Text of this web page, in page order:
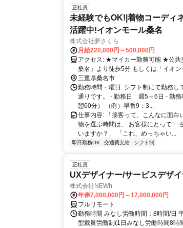
正社員
未経験でもOK!|着物コーディ
活躍中!イオンモール桑名
株式会社夢さくら
月給220,000円～500,000円
アクセス: ★マイカー勤務可能 ★公共交通機関の場合 三重交通バス「イオンモール
桑名」より徒歩5分 もし
三重県桑名市
勤務時間・曜日: シフト制にて勤務
通りです。 - 勤務日 週5～6日 - 勤
憩60分） （例）早番9：3...
仕事内容: 「接客って、こんなに面
物を選ぶ時間は、 お客様にとって“
いますか？」 「これ、めっちゃい...
即日勤務OK 交通費支給 シフト制
正社員
UXデザイナー/サービスデザ
株式会社NEWh
年俸7,000,000円～17,000,000円
フルリモート
勤務時間 みなし労働時間：8時間/日
型裁量労働制(1日みなし労働時間8時